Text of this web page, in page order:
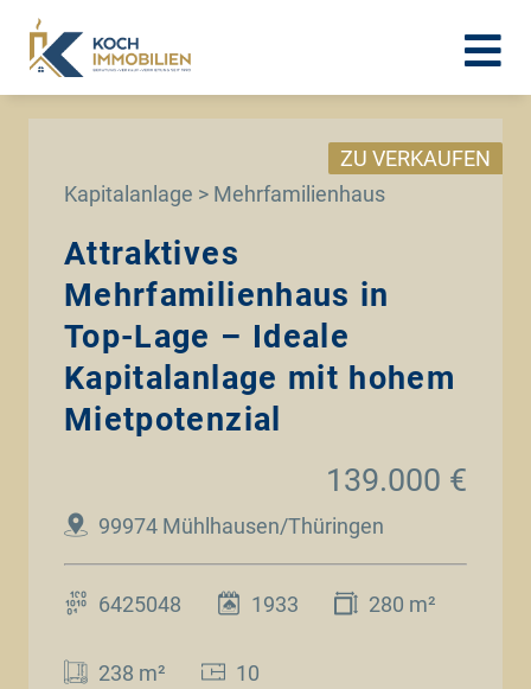
Kapitalanlage > Mehrfamilienhaus
ZU VERKAUFEN
Attraktives
Mehrfamilienhaus in
Top-Lage – Ideale
Kapitalanlage mit hohem
Mietpotenzial
99974 Mühlhausen/Thüringen
139.000 €
6425048 1933 280 m²
238 m² 10